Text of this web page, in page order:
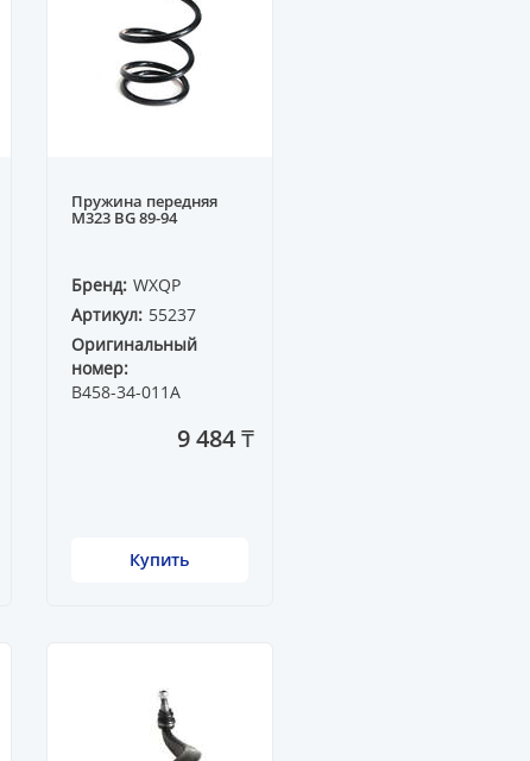
Пружина передняя
M323 BG 89-94
Бренд: WXQP
Артикул: 55237
Оригинальный
номер:
B458-34-011A
9 484 ₸
Купить